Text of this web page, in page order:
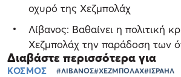
οχυρό της Χεζμπολάχ
Λίβανος: Βαθαίνει η πολιτική
Χεζμπολάχ την παράδοση των
Διαβάστε περισσότερα για
ΚΟΣΜΟΣ #ΛΙΒΑΝΟΣ#ΧΕΖΜΠΟΛΑΧ#ΙΣΡΑΗΛ